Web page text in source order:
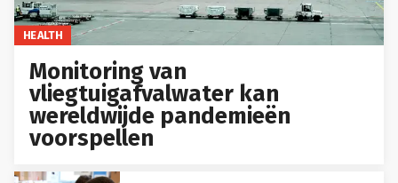
HEALTH
Monitoring van
vliegtuigafvalwater kan
wereldwijde pandemieën
voorspellen